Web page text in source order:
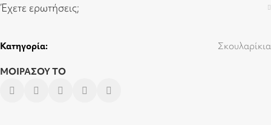
Έχετε ερωτήσεις;
Κατηγορία: Σκουλαρίκια
ΜΟΙΡΑΣΟΥ ΤΟ